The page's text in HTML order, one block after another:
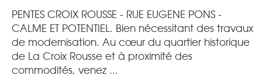
PENTES CROIX ROUSSE - RUE EUGENE PONS -
CALME ET POTENTIEL. Bien nécessitant des travaux
de modernisation. Au cœur du quartier historique
de La Croix Rousse et à proximité des
commodités, venez ...